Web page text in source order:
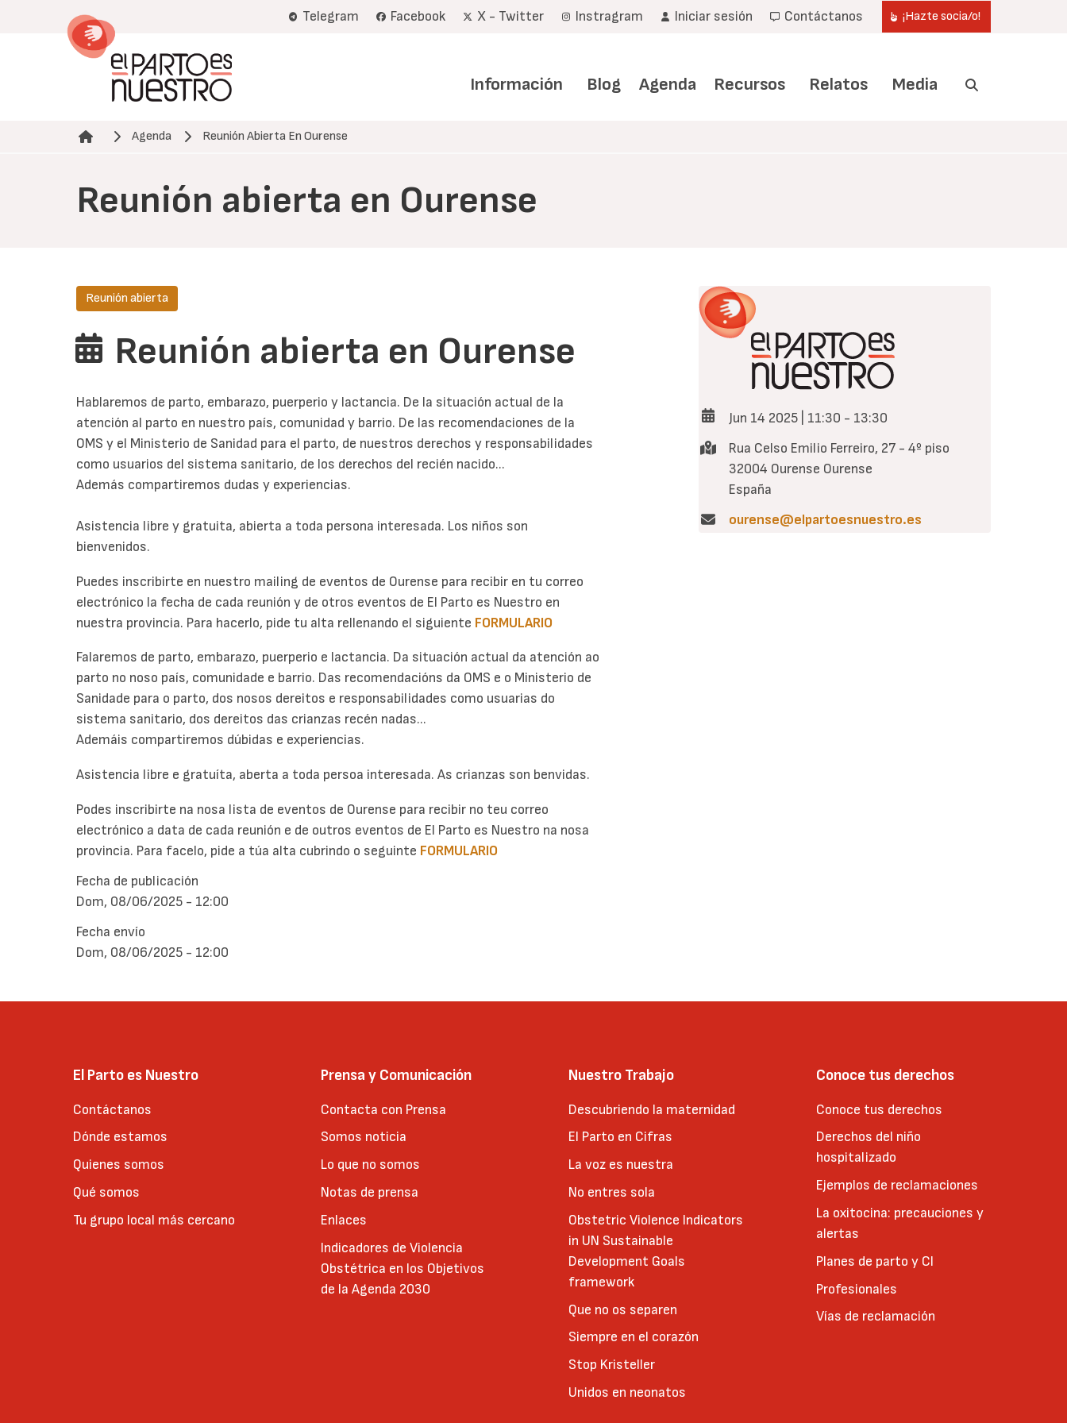
Telegram Facebook X - Twitter Instragram Iniciar sesión Contáctanos ¡Hazte socia/o!
Información Blog Agenda Recursos Relatos Media
Ruta de navegación
Agenda Reunión Abierta En Ourense
Reunión abierta en Ourense
Reunión abierta
Reunión abierta en Ourense
Hablaremos de parto, embarazo, puerperio y lactancia. De la situación actual de la
atención al parto en nuestro país, comunidad y barrio. De las recomendaciones de la
OMS y el Ministerio de Sanidad para el parto, de nuestros derechos y responsabilidades
como usuarios del sistema sanitario, de los derechos del recién nacido...
Además compartiremos dudas y experiencias.
Asistencia libre y gratuita, abierta a toda persona interesada. Los niños son
bienvenidos.
Puedes inscribirte en nuestro mailing de eventos de Ourense para recibir en tu correo
electrónico la fecha de cada reunión y de otros eventos de El Parto es Nuestro en
nuestra provincia. Para hacerlo, pide tu alta rellenando el siguiente FORMULARIO
Falaremos de parto, embarazo, puerperio e lactancia. Da situación actual da atención ao
parto no noso país, comunidade e barrio. Das recomendacións da OMS e o Ministerio de
Sanidade para o parto, dos nosos dereitos e responsabilidades como usuarias do
sistema sanitario, dos dereitos das crianzas recén nadas...
Ademáis compartiremos dúbidas e experiencias.
Asistencia libre e gratuíta, aberta a toda persoa interesada. As crianzas son benvidas.
Podes inscribirte na nosa lista de eventos de Ourense para recibir no teu correo
electrónico a data de cada reunión e de outros eventos de El Parto es Nuestro na nosa
provincia. Para facelo, pide a túa alta cubrindo o seguinte FORMULARIO
Fecha de publicación
Dom, 08/06/2025 - 12:00
Fecha envío
Dom, 08/06/2025 - 12:00
Jun 14 2025 | 11:30 - 13:30
Rua Celso Emilio Ferreiro, 27 - 4º piso
32004 Ourense Ourense
España
ourense@elpartoesnuestro.es
El Parto es Nuestro
Contáctanos
Dónde estamos
Quienes somos
Qué somos
Tu grupo local más cercano
Prensa y Comunicación
Contacta con Prensa
Somos noticia
Lo que no somos
Notas de prensa
Enlaces
Indicadores de Violencia
Obstétrica en los Objetivos
de la Agenda 2030
Nuestro Trabajo
Descubriendo la maternidad
El Parto en Cifras
La voz es nuestra
No entres sola
Obstetric Violence Indicators
in UN Sustainable
Development Goals
framework
Que no os separen
Siempre en el corazón
Stop Kristeller
Unidos en neonatos
Conoce tus derechos
Conoce tus derechos
Derechos del niño
hospitalizado
Ejemplos de reclamaciones
La oxitocina: precauciones y
alertas
Planes de parto y CI
Profesionales
Vías de reclamación